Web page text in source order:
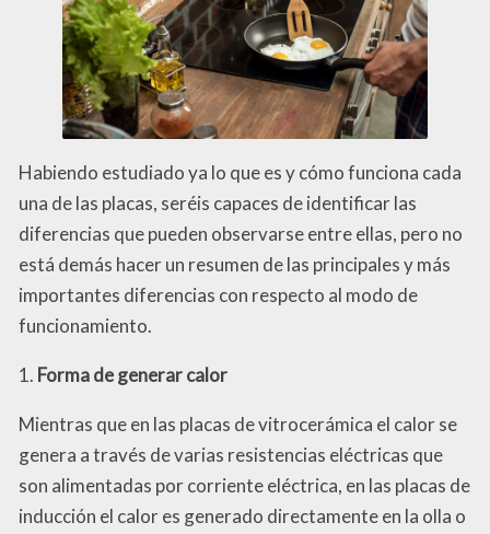
Habiendo estudiado ya lo que es y cómo funciona cada
una de las placas, seréis capaces de identificar las
diferencias que pueden observarse entre ellas, pero no
está demás hacer un resumen de las principales y más
importantes diferencias con respecto al modo de
funcionamiento.
1. Forma de generar calor
Mientras que en las placas de vitrocerámica el calor se
genera a través de varias resistencias eléctricas que
son alimentadas por corriente eléctrica, en las placas de
inducción el calor es generado directamente en la olla o